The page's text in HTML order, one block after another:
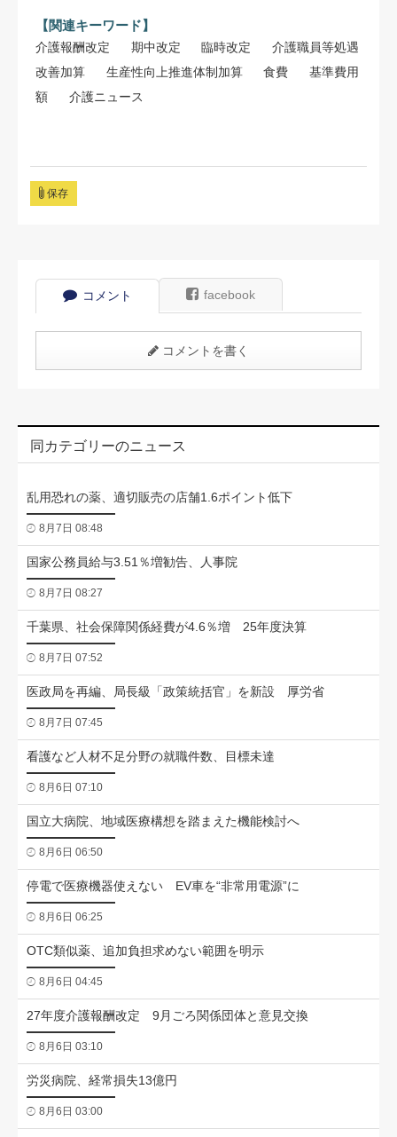
【関連キーワード】
介護報酬改定 期中改定 臨時改定
介護職員等処遇
改善加算
生産性向上推進体制加算 食費
基準費用
額
介護ニュース
保存
コメント facebook
コメントを書く
同カテゴリーのニュース
乱用恐れの薬、適切販売の店舗1.6ポイント低下
8月7日 08:48
国家公務員給与3.51％増勧告、人事院
8月7日 08:27
千葉県、社会保障関係経費が4.6％増 25年度決算
8月7日 07:52
医政局を再編、局長級「政策統括官」を新設 厚労省
8月7日 07:45
看護など人材不足分野の就職件数、目標未達
8月6日 07:10
国立大病院、地域医療構想を踏まえた機能検討へ
8月6日 06:50
停電で医療機器使えない EV車を“非常用電源”に
8月6日 06:25
OTC類似薬、追加負担求めない範囲を明示
8月6日 04:45
27年度介護報酬改定 9月ごろ関係団体と意見交換
8月6日 03:10
労災病院、経常損失13億円
8月6日 03:00